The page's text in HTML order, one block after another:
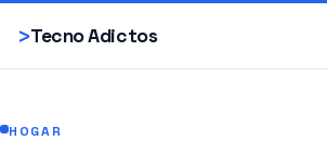
>Tecno Adictos
Smartphones
HOGAR